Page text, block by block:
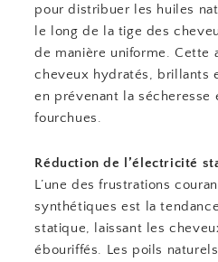
pour distribuer les huiles
le long de la tige des
de manière uniforme. Cette
cheveux hydratés, brillants
en prévenant la sécheresse
fourchues.
Réduction de l’électricité
L’une des frustrations
synthétiques est la
statique, laissant les
ébouriffés. Les poils